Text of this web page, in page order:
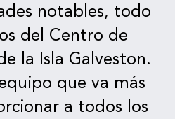
notables, todo
del Centro de
la Isla Galveston.
que va más
a todos los